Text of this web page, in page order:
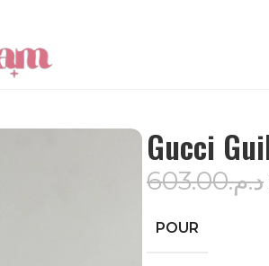
Gucci
د.م.603.00
POUR